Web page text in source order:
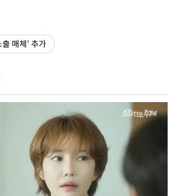
매체’ 추가